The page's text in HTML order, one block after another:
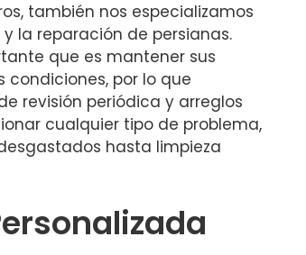
también nos especializamos
la reparación de persianas.
que es mantener sus
condiciones, por lo que
revisión periódica y arreglos
cualquier tipo de problema,
hasta limpieza